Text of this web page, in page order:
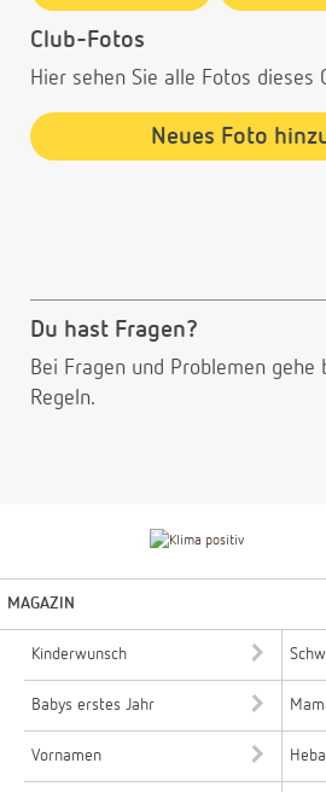
Club-Fotos
Hier sehen Sie alle Fotos dieses
Neues Foto
Du hast Fragen?
Bei Fragen und Problemen gehe
Regeln.
MAGAZIN
Kinderwunsch
Babys erstes Jahr
Vornamen